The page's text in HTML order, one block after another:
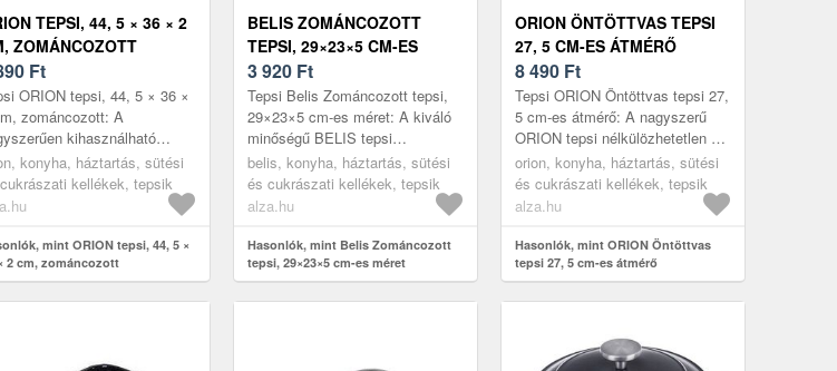
TEPSI, 44, 5 × 36 × 2
ZOMÁNCOZOTT
Ft
ORION tepsi, 44, 5 × 36 ×
zománcozott: A
kihasználható
tepsi sokoldalúan és
használható. Az
per...
konyha, háztartás, sütési
kellékek, tepsik
mint ORION tepsi, 44, 5 ×
2 cm, zománcozott
BELIS ZOMÁNCOZOTT
TEPSI, 29×23×5 CM-ES
MÉRET
3 920 Ft
Tepsi Belis Zománcozott tepsi,
29×23×5 cm-es méret: A kiváló
minőségű BELIS tepsi
nélkülözhetetlen eszköz egy
konyhában. A magasabb
peremmel rendel...
belis, konyha, háztartás, sütési
és cukrászati kellékek, tepsik
alza.hu
Hasonlók, mint Belis Zománcozott
tepsi, 29×23×5 cm-es méret
ORION ÖNTÖTTVAS TEPSI
27, 5 CM-ES ÁTMÉRŐ
8 490 Ft
Tepsi ORION Öntöttvas tepsi 27,
5 cm-es átmérő: A nagyszerű
ORION tepsi nélkülözhetetlen a
háziasszonyok számára. Az
alacsony peremű kialakítás
mia...
orion, konyha, háztartás, sütési
és cukrászati kellékek, tepsik
alza.hu
Hasonlók, mint ORION Öntöttvas
tepsi 27, 5 cm-es átmérő